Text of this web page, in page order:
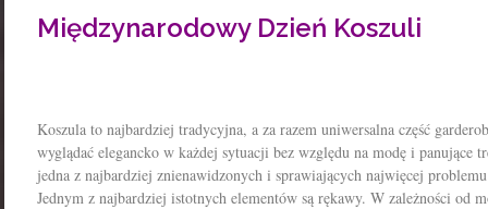
Międzynarodowy Dzień Koszuli
Koszula to najbardziej tradycyjna, a za razem uniwersalna część
wyglądać elegancko w każdej sytuacji bez względu na modę i panujące
jedna z najbardziej znienawidzonych i sprawiających najwięcej
Jednym z najbardziej istotnych elementów są rękawy. W zależności od